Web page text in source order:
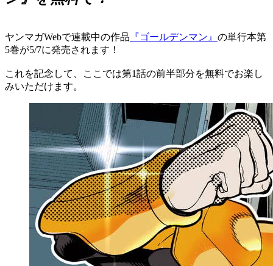
ヤンマガWebで連載中の作品 『ゴールデンマン』 の単行本第
5巻が5/7に発売されます！
これを記念して、ここでは第1話の前半部分を無料でお楽し
みいただけます。